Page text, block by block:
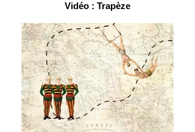
Vidéo : Trapèze